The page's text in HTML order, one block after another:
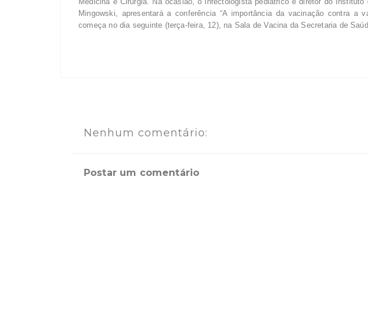
Mingowski, apresentará a conferência “A importância da vacinação contra a
começa no dia seguinte (terça-feira, 12), na Sala de Vacina da Secretaria de
Nenhum comentário:
Postar um comentário